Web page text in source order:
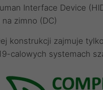
Interface Device
zimno (DC)
konstrukcji zajmuje
calowych systemach